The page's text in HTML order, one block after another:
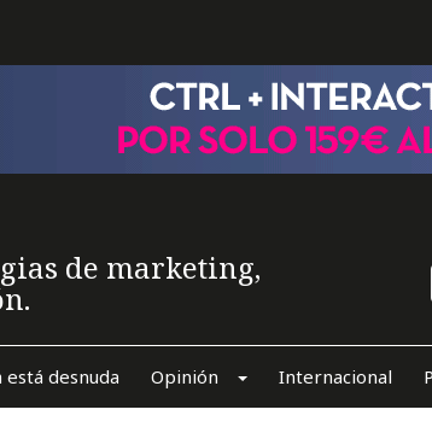
de marketing,
está desnuda Opinión Internacional